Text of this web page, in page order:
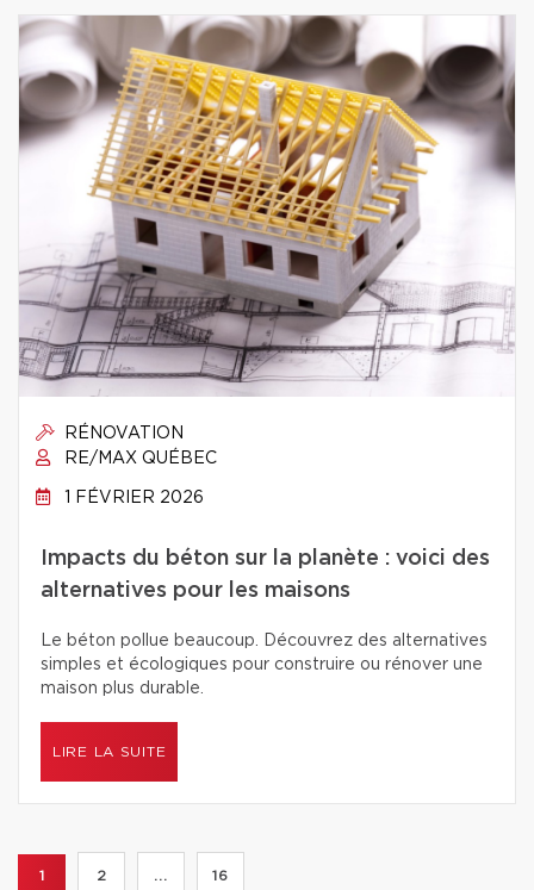
RÉNOVATION
RE/MAX QUÉBEC
1 FÉVRIER 2026
Impacts du béton sur la planète : voici des
alternatives pour les maisons
Le béton pollue beaucoup. Découvrez des alternatives
simples et écologiques pour construire ou rénover une
maison plus durable.
LIRE LA SUITE
1 2 ... 16